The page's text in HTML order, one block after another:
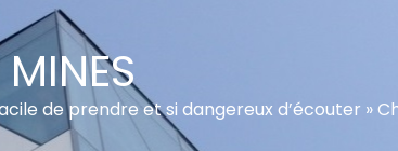
MINES
de prendre et si dangereux d’écouter »